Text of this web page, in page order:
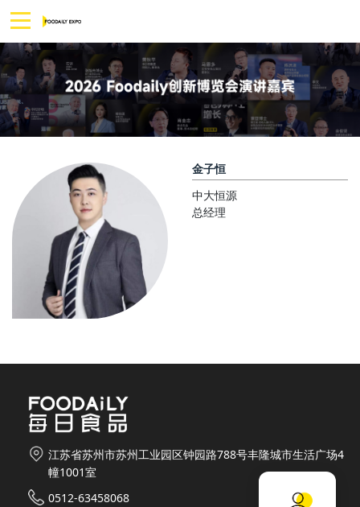
金子恒
中大恒源
总经理
江苏省苏州市苏州工业园区钟园路788号丰隆城市生活广场4
幢1001室
0512-63458068